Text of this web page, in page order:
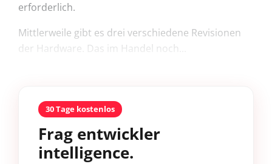
erforderlich.
Mittlerweile gibt es drei verschiedene Revisionen
der Hardware. Das im Handel noch...
30 Tage kostenlos
Frag entwickler
intelligence.